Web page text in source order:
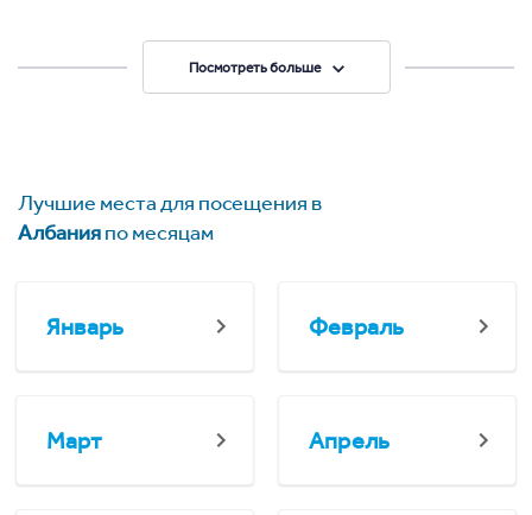
Посмотреть больше
Лучшие места для посещения в
Албанияпо месяцам
Январь Февраль
Март Апрель